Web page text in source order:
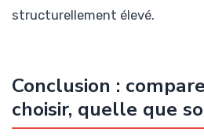
structurellement élevé.
Conclusion :
choisir, quelle que